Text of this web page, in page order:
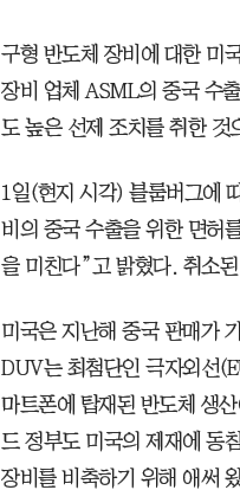
구형 반도체 장비에 대한 미
장비 업체 ASML의 중국 수
도 높은 선제 조치를 취한 것
1일(현지 시각) 블룸버그에
비의 중국 수출을 위한 면허
을 미친다”고 밝혔다. 취소
미국은 지난해 중국 판매가
DUV는 최첨단인 극자외선
마트폰에 탑재된 반도체 생
드 정부도 미국의 제재에 동
장비를 비축하기 위해 애써